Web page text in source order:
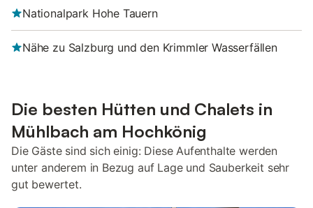
Nationalpark Hohe Tauern
Nähe zu Salzburg und den Krimmler Wasserfällen
Die besten Hütten und Chalets in
Mühlbach am Hochkönig
Die Gäste sind sich einig: Diese Aufenthalte werden
unter anderem in Bezug auf Lage und Sauberkeit sehr
gut bewertet.